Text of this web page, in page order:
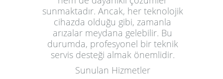
sunmaktadır. Ancak, her teknolojik
cihazda olduğu gibi, zamanla
arızalar meydana gelebilir. Bu
durumda, profesyonel bir teknik
servis desteği almak önemlidir.
Sunulan Hizmetler